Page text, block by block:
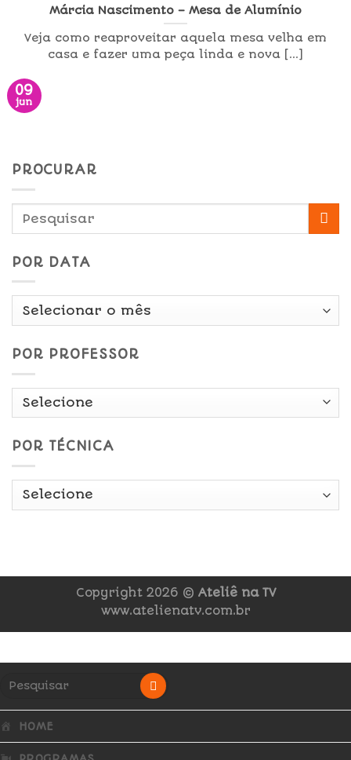
Márcia Nascimento – Mesa de Alumínio
Veja como reaproveitar aquela mesa velha em
casa e fazer uma peça linda e nova [...]
09
jun
PROCURAR
POR DATA
Por
POR PROFESSOR
POR TÉCNICA
Copyright 2026 © Ateliê na TV
www.atelienatv.com.br
HOME